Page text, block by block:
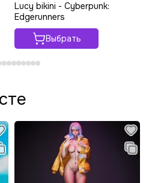
Lucy bikini - Cyberpunk:
Edgerunners
Выбрать